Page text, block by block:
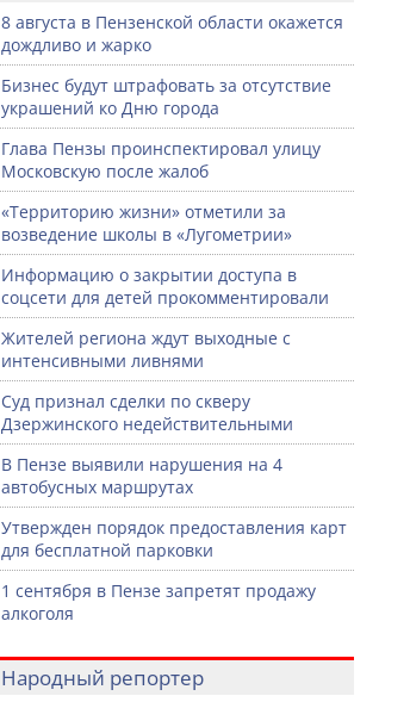
8 августа в Пензенской области окажется
дождливо и жарко
Бизнес будут штрафовать за отсутствие
украшений ко Дню города
Глава Пензы проинспектировал улицу
Московскую после жалоб
«Территорию жизни» отметили за
возведение школы в «Лугометрии»
Информацию о закрытии доступа в
соцсети для детей прокомментировали
Жителей региона ждут выходные с
интенсивными ливнями
Суд признал сделки по скверу
Дзержинского недействительными
В Пензе выявили нарушения на 4
автобусных маршрутах
Утвержден порядок предоставления карт
для бесплатной парковки
1 сентября в Пензе запретят продажу
алкоголя
Народный репортер